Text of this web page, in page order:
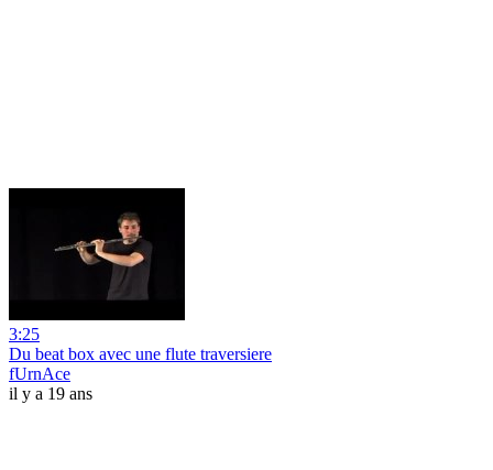
3:25
Du beat box avec une flute traversiere
fUrnAce
il y a 19 ans